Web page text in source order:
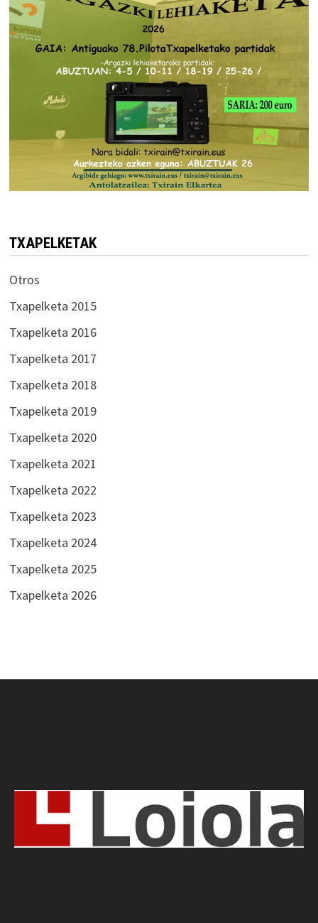
TXAPELKETAK
Otros
Txapelketa 2015
Txapelketa 2016
Txapelketa 2017
Txapelketa 2018
Txapelketa 2019
Txapelketa 2020
Txapelketa 2021
Txapelketa 2022
Txapelketa 2023
Txapelketa 2024
Txapelketa 2025
Txapelketa 2026